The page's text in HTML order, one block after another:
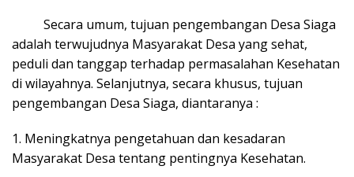
Secara umum, tujuan pengembangan Desa Siaga
adalah terwujudnya Masyarakat Desa yang sehat,
peduli dan tanggap terhadap permasalahan Kesehatan
di wilayahnya. Selanjutnya, secara khusus, tujuan
pengembangan Desa Siaga, diantaranya :
1. Meningkatnya pengetahuan dan kesadaran
Masyarakat Desa tentang pentingnya Kesehatan.